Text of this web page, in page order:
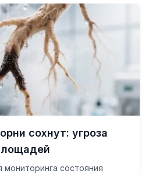
сохнут: угроза
мониторинга состояния